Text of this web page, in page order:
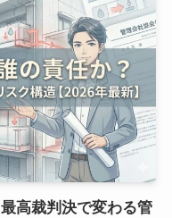
高裁判決で変わる管